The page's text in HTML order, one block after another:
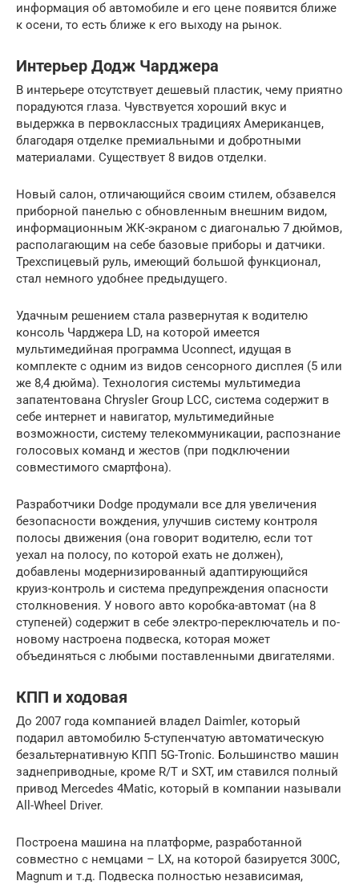
информация об автомобиле и его цене появится ближе
к осени, то есть ближе к его выходу на рынок.
Интерьер Додж Чарджера
В интерьере отсутствует дешевый пластик, чему приятно
порадуются глаза. Чувствуется хороший вкус и
выдержка в первоклассных традициях Американцев,
благодаря отделке премиальными и добротными
материалами. Существует 8 видов отделки.
Новый салон, отличающийся своим стилем, обзавелся
приборной панелью с обновленным внешним видом,
информационным ЖК-экраном с диагональю 7 дюймов,
располагающим на себе базовые приборы и датчики.
Трехспицевый руль, имеющий большой функционал,
стал немного удобнее предыдущего.
Удачным решением стала развернутая к водителю
консоль Чарджера LD, на которой имеется
мультимедийная программа Uconnect, идущая в
комплекте с одним из видов сенсорного дисплея (5 или
же 8,4 дюйма). Технология системы мультимедиа
запатентована Chrysler Group LCC, система содержит в
себе интернет и навигатор, мультимедийные
возможности, систему телекоммуникации, распознание
голосовых команд и жестов (при подключении
совместимого смартфона).
Разработчики Dodge продумали все для увеличения
безопасности вождения, улучшив систему контроля
полосы движения (она говорит водителю, если тот
уехал на полосу, по которой ехать не должен),
добавлены модернизированный адаптирующийся
круиз-контроль и система предупреждения опасности
столкновения. У нового авто коробка-автомат (на 8
ступеней) содержит в себе электро-переключатель и по-
новому настроена подвеска, которая может
объединяться с любыми поставленными двигателями.
КПП и ходовая
До 2007 года компанией владел Daimler, который
подарил автомобилю 5-ступенчатую автоматическую
безальтернативную КПП 5G-Tronic. Большинство машин
заднеприводные, кроме R/T и SXT, им ставился полный
привод Mercedes 4Matic, который в компании называли
All-Wheel Driver.
Построена машина на платформе, разработанной
совместно с немцами – LX, на которой базируется 300C,
Magnum и т.д. Подвеска полностью независимая,